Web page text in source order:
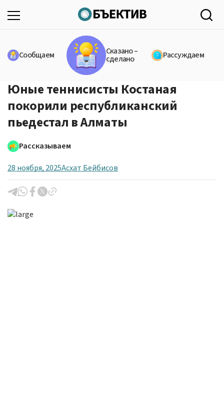
Сообщаем Сказано –
сделано Рассуждаем
Юные теннисисты Костаная
покорили республиканский
пьедестал в Алматы
Рассказываем
28 ноября, 2025Асхат Бейбисов